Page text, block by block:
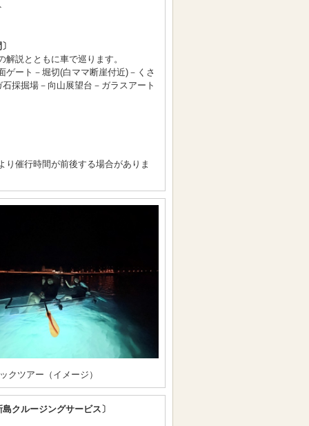
説とともに車で巡ります。
ート－堀切(白ママ断崖付近)－くさ
採掘場－向山展望台－ガラスアート
り催行時間が前後する場合がありま
クツアー（イメージ）
島クルージングサービス〕